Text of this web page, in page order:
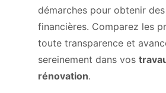
démarches pour obtenir
financières. Comparez les
toute transparence et
sereinement dans vos
rénovation.